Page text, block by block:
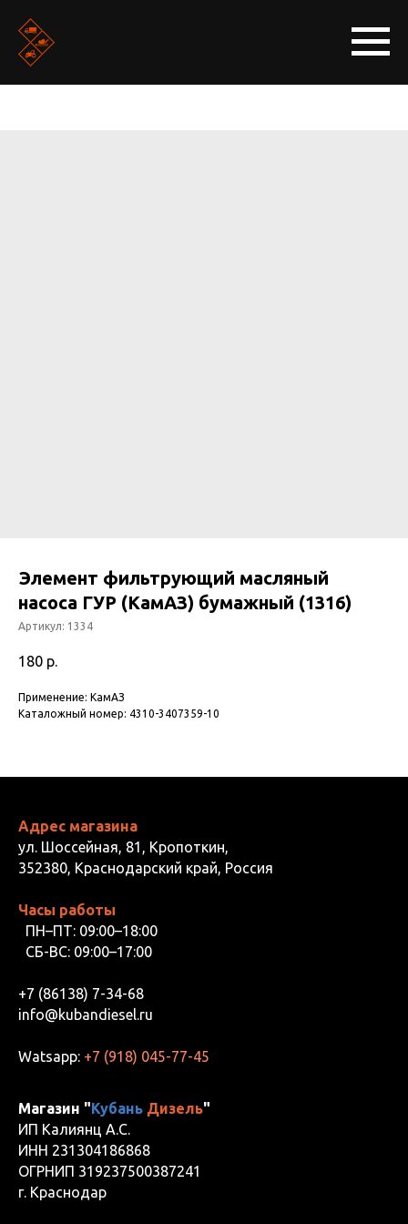
Элемент фильтрующий масляный
насоса ГУР (КамАЗ) бумажный (1316)
Артикул: 1334
180 р.
Применение: КамАЗ
Каталожный номер: 4310-3407359-10
Адрес магазина
ул. Шоссейная, 81, Кропоткин,
352380, Краснодарский край, Россия
Часы работы
ПН–ПТ: 09:00–18:00
СБ-ВС: 09:00–17:00
+7 (86138) 7-34-68
info@kubandiesel.ru
Watsapp: +7 (918) 045-77-45
Магазин "Кубань Дизель"
ИП Калиянц А.С.
ИНН 231304186868
ОГРНИП 319237500387241
г. Краснодар